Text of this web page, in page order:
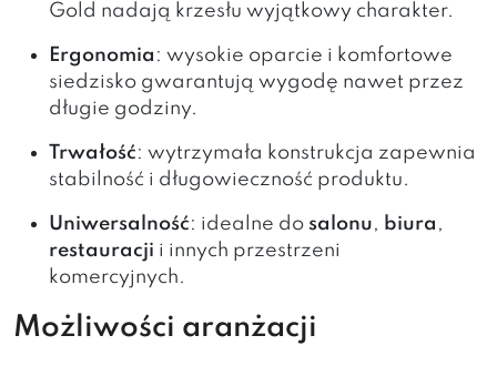
Gold nadają krzesłu wyjątkowy charakter.
Ergonomia : wysokie oparcie i komfortowe
siedzisko gwarantują wygodę nawet przez
długie godziny.
Trwałość: wytrzymała konstrukcja zapewnia
stabilność i długowieczność produktu.
Uniwersalność: idealne do salonu, biura ,
restauracji i innych przestrzeni
komercyjnych.
Możliwości aranżacji